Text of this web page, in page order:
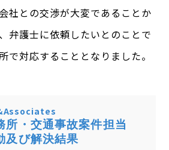
社との交渉が大変であることか
弁護士に依頼したいとのことで
で対応することとなりました。
所・交通事故案件担当
及び解決結果